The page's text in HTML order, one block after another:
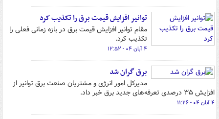
توانیر افزایش قیمت برق را تکذیب کرد
مقام توانیر افزایش قیمت برق در بازه زمانی فعلی را
تکذیب کرد.
۴ آبان ۰۴ - ۱۲:۵۲
برق گران شد
مدیرکل امور انرژی و مشتریان صنعت برق توانیر از
افزایش ۳۵ درصدی تعرفه‌های جدید برق خبر داد.
۴ آبان ۰۴ - ۱۱:۲۶